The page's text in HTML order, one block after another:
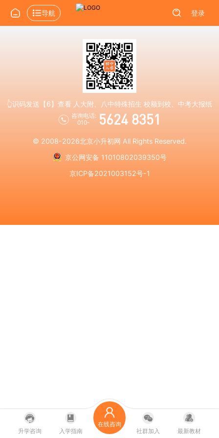
导航 登录
👆识码发送【6】查看 人大附、八中特殊招生 校额到校、中考大报纸
咨询电话:
010-
5624 8351
© 2008-2026北京小升初网 All Rights Reserved.
京公网安备 11010802039350号
京ICP备2021003152号-1
升学咨询 入学指南
在线咨询
社群加入
最新教材